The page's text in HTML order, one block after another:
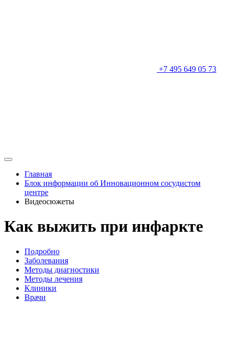
+7 495 649 05 73
Главная
Блок информации об Инновационном сосудистом
центре
Видеосюжеты
Как выжить при инфаркте
Подробно
Заболевания
Методы диагностики
Методы лечения
Клиники
Врачи